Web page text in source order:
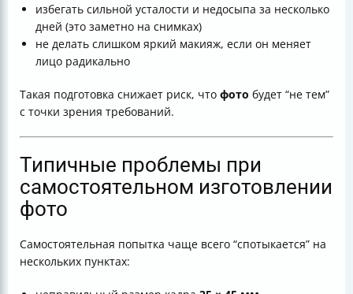
избегать сильной усталости и недосыпа за несколько
дней (это заметно на снимках)
не делать слишком яркий макияж, если он меняет
лицо радикально
Такая подготовка снижает риск, что фото будет “не тем”
с точки зрения требований.
Типичные проблемы при
самостоятельном изготовлении
фото
Самостоятельная попытка чаще всего “спотыкается” на
нескольких пунктах: